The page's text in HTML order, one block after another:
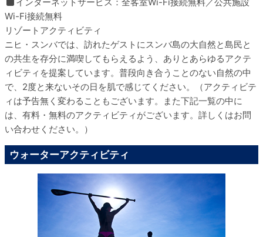
Wi-Fi接続無料
リゾートアクティビティ
ニヒ・スンバでは、訪れたゲストにスンバ島の大自然と島民と
の共生を存分に満喫してもらえるよう、ありとあらゆるアクテ
ィビティを提案しています。普段向き合うことのない自然の中
で、2度と来ないその日を肌で感じてください。（アクティビテ
ィは予告無く変わることもございます。また下記一覧の中に
は、有料・無料のアクティビティがございます。詳しくはお問
い合わせください。）
ウォーターアクティビティ